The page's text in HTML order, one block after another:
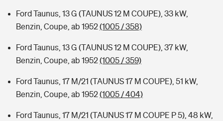
Ford Taunus, 13 G (TAUNUS 12 M COUPE), 33 kW,
Benzin, Coupe, ab 1952(1005 / 358)
Ford Taunus, 13 G (TAUNUS 12 M COUPE), 37 kW,
Benzin, Coupe, ab 1952(1005 / 359)
Ford Taunus, 17 M/21 (TAUNUS 17 M COUPE), 51 kW,
Benzin, Coupe, ab 1952(1005 / 404)
Ford Taunus, 17 M/21 (TAUNUS 17 M COUPE P 5), 48 kW,